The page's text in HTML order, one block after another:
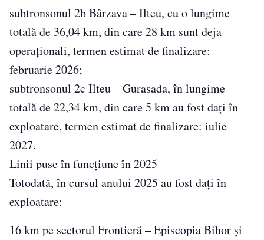
subtronsonul 2b Bârzava – Ilteu, cu o lungime
totală de 36,04 km, din care 28 km sunt deja
operaționali, termen estimat de finalizare:
februarie 2026;
subtronsonul 2c Ilteu – Gurasada, în lungime
totală de 22,34 km, din care 5 km au fost dați în
exploatare, termen estimat de finalizare: iulie
2027.
Linii puse în funcțiune în 2025
Totodată, în cursul anului 2025 au fost dați în
exploatare:
16 km pe sectorul Frontieră – Episcopia Bihor și